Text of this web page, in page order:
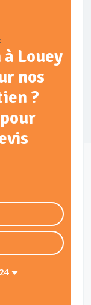
Louey
nos
?